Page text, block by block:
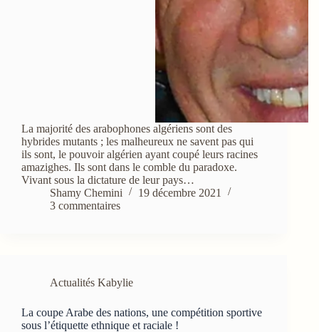
La majorité des arabophones algériens sont des
hybrides mutants ; les malheureux ne savent pas qui
ils sont, le pouvoir algérien ayant coupé leurs racines
amazighes. Ils sont dans le comble du paradoxe.
Vivant sous la dictature de leur pays…
Shamy Chemini
19 décembre 2021
3 commentaires
Actualités Kabylie
La coupe Arabe des nations, une compétition sportive
sous l’étiquette ethnique et raciale !